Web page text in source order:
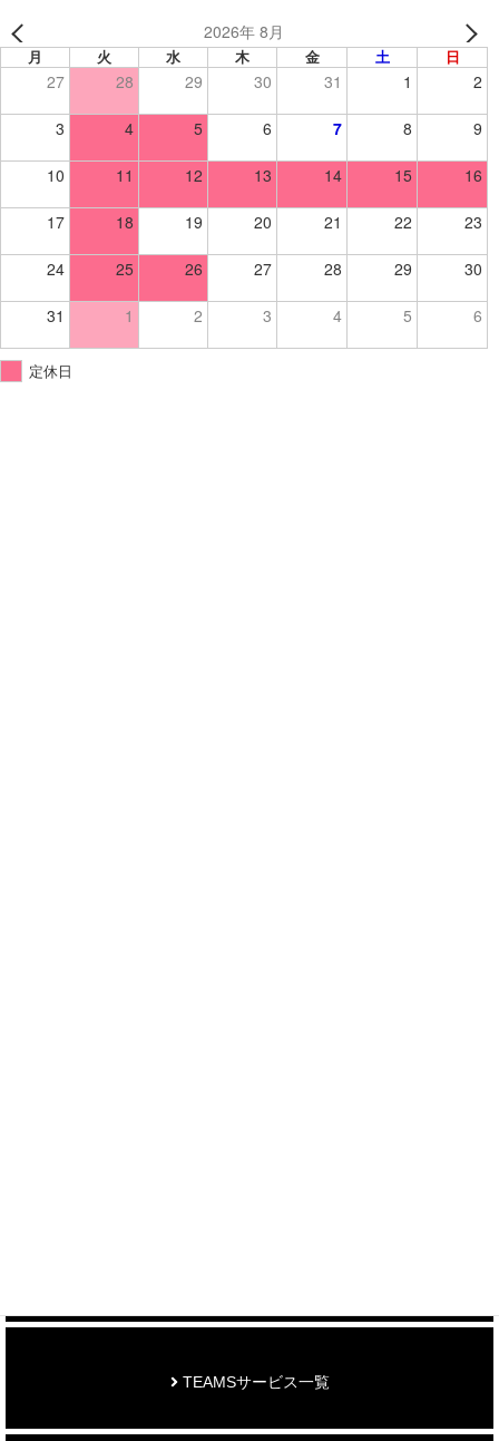
2026年 8月
月 火 水 木 金 土 日
27 28 29 30 31 1 2
3 4 5 6 7 8 9
10 11 12 13 14 15 16
17 18 19 20 21 22 23
24 25 26 27 28 29 30
31 1 2 3 4 5 6
定休日
TEAMSサービス一覧